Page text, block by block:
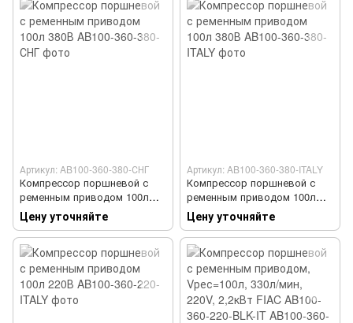
Артикул: AB100-360-380-СНГ
Компрессор поршневой с
ременным приводом 100л
380В
Цену уточняйте
Артикул: AB100-360-380-ITALY
Компрессор поршневой с
ременным приводом 100л
380В
Цену уточняйте